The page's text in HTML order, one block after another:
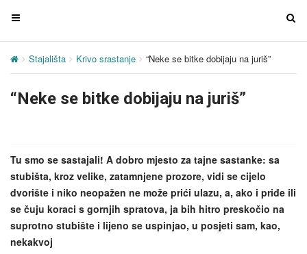
T
g
e
i
g
a
t
i
o
T
a
Stajališta Krivo srastanje “Neke se bitke dobijaju na juriš”
“Neke se bitke dobijaju na juriš”
Tu smo se sastajali! A dobro mjesto za tajne sastanke: sa
stubišta, kroz velike, zatamnjene prozore, vidi se cijelo
dvorište i niko neopažen ne može prići ulazu, a, ako i priđe ili
se čuju koraci s gornjih spratova, ja bih hitro preskočio na
suprotno stubište i lijeno se uspinjao, u posjeti sam, kao,
nekakvoj